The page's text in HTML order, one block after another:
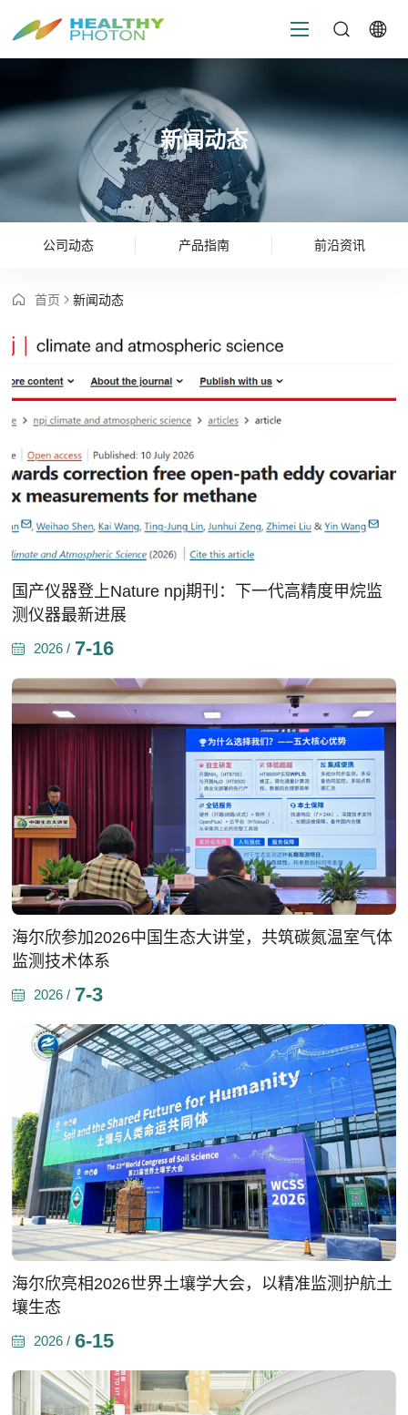
新闻动态
公司动态 产品指南 前沿资讯
首页 新闻动态
国产仪器登上Nature npj期刊：下一代高精度甲烷监
测仪器最新进展
2026 / 7-16
海尔欣参加2026中国生态大讲堂，共筑碳氮温室气体
监测技术体系
2026 / 7-3
海尔欣亮相2026世界土壤学大会，以精准监测护航土
壤生态
2026 / 6-15